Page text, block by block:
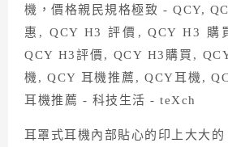
耳罩式耳機內部貼心的印上大大